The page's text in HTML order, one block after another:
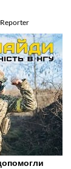
Reporter